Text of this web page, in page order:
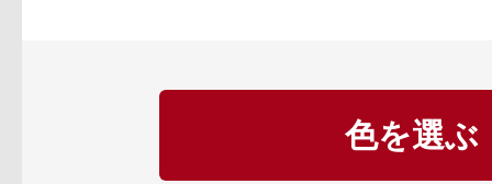
てもらいまし
色を選ぶ